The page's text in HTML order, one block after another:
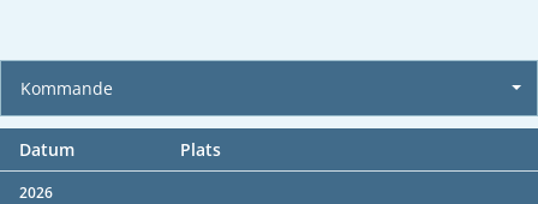
Kommande
Datum Plats
2026